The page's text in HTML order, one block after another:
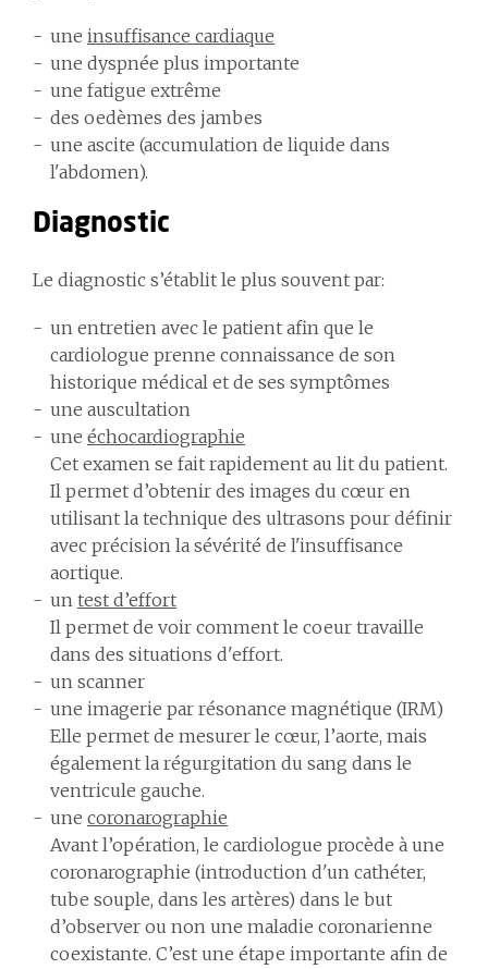
une insuffisance cardiaque
une dyspnée plus importante
une fatigue extrême
des oedèmes des jambes
une ascite (accumulation de liquide dans
l'abdomen).
Diagnostic
Le diagnostic s’établit le plus souvent par:
un entretien avec le patient afin que le
cardiologue prenne connaissance de son
historique médical et de ses symptômes
une auscultation
une échocardiographie
Cet examen se fait rapidement au lit du patient.
Il permet d’obtenir des images du cœur en
utilisant la technique des ultrasons pour définir
avec précision la sévérité de l'insuffisance
aortique.
un test d’effort
Il permet de voir comment le coeur travaille
dans des situations d'effort.
un scanner
une imagerie par résonance magnétique (IRM)
Elle permet de mesurer le cœur, l’aorte, mais
également la régurgitation du sang dans le
ventricule gauche.
une coronarographie
Avant l’opération, le cardiologue procède à une
coronarographie (introduction d'un cathéter,
tube souple, dans les artères) dans le but
d’observer ou non une maladie coronarienne
coexistante. C’est une étape importante afin de